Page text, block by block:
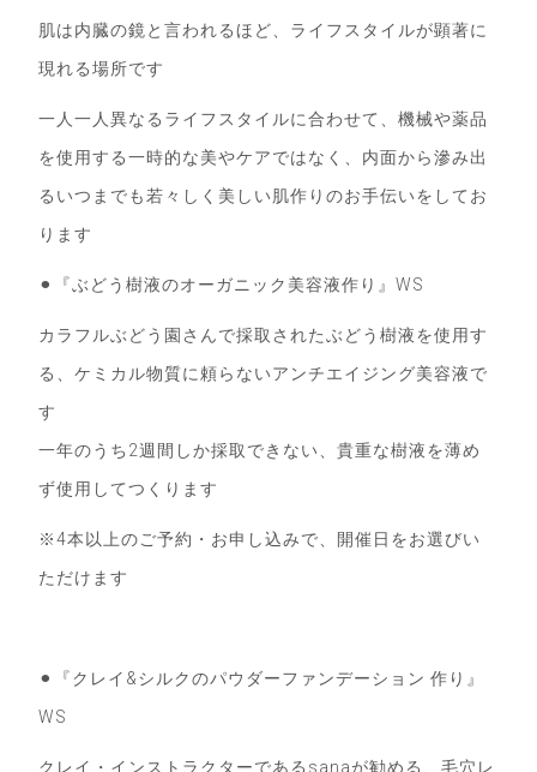
肌は内臓の鏡と言われるほど、ライフスタイルが顕著に
現れる場所です
一人一人異なるライフスタイルに合わせて、機械や薬品
を使用する一時的な美やケアではなく、内面から滲み出
るいつまでも若々しく美しい肌作りのお手伝いをしてお
ります
⚫︎『ぶどう樹液のオーガニック美容液作り』WS
カラフルぶどう園さんで採取されたぶどう樹液を使用す
る、ケミカル物質に頼らないアンチエイジング美容液で
す
一年のうち2週間しか採取できない、貴重な樹液を薄め
ず使用してつくります
※4本以上のご予約・お申し込みで、開催日をお選びい
ただけます
⚫︎『クレイ&シルクのパウダーファンデーション 作り』
WS
クレイ・インストラクターであるsanaが勧める、毛穴レ